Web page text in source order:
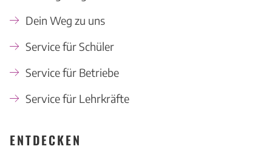
Dein Weg zu uns
Service für Schüler
Service für Betriebe
Service für Lehrkräfte
ENTDECKEN